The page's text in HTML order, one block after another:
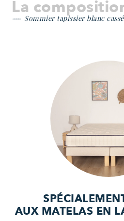
La
Sommier tapissier blanc cassé
AUX MATELAS EN